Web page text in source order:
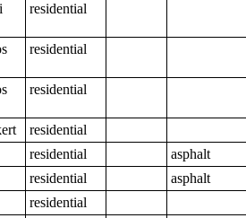
residential
residential
residential
residential
residential
asphalt
residential
asphalt
residential